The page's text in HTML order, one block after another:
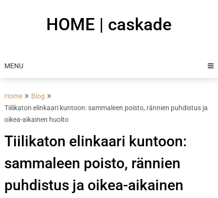
HOME | caskade
MENU
Home
Blog
Tiilikaton elinkaari kuntoon: sammaleen poisto, rännien puhdistus ja
oikea-aikainen huolto
Tiilikaton elinkaari kuntoon:
sammaleen poisto, rännien
puhdistus ja oikea-aikainen